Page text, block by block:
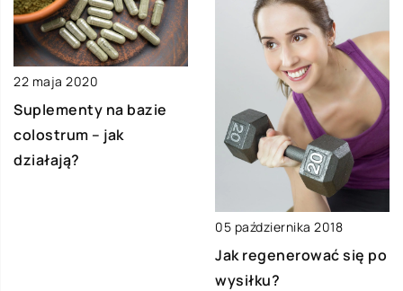
22 maja 2020
Suplementy na bazie
colostrum – jak
działają?
05 października 2018
Jak regenerować się po
wysiłku?